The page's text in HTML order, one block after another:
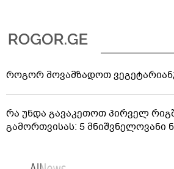
როგორ მოვამზადოთ
რა უნდა გავაკეთოთ პირველ
გამორთვისას: 5 მნიშვნელოვანი